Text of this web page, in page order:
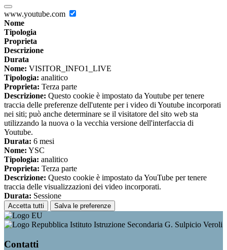
www.youtube.com
Nome
Tipologia
Proprieta
Descrizione
Durata
Nome: VISITOR_INFO1_LIVE
Tipologia: analitico
Proprieta: Terza parte
Descrizione: Questo cookie è impostato da Youtube per tenere
traccia delle preferenze dell'utente per i video di Youtube incorporati
nei siti; può anche determinare se il visitatore del sito web sta
utilizzando la nuova o la vecchia versione dell'interfaccia di
Youtube.
Durata: 6 mesi
Nome: YSC
Tipologia: analitico
Proprieta: Terza parte
Descrizione: Questo cookie è impostato da YouTube per tenere
traccia delle visualizzazioni dei video incorporati.
Durata: Sessione
Accetta tutti Salva le preferenze
Istituto Istruzione Secondaria G. Sulpicio Veroli
Contatti